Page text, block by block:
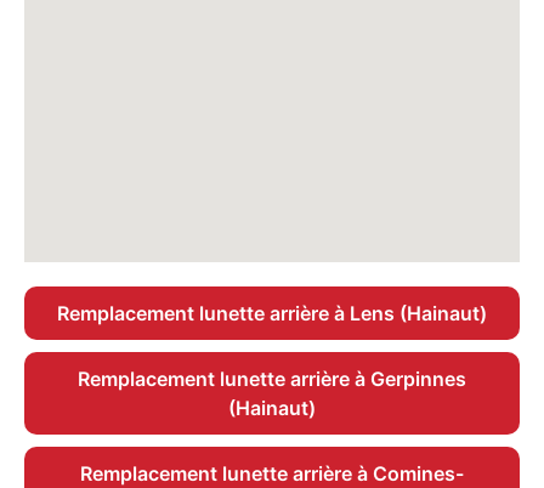
Remplacement lunette arrière à Lens (Hainaut)
Remplacement lunette arrière à Gerpinnes
(Hainaut)
Remplacement lunette arrière à Comines-